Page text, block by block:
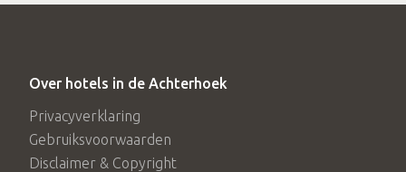
*Bovenstaande prijs is geldig op maandag- t/m
toeslag van € 20,- per kamer. Op zondag slaap je extra
voordelig met een korting van € 10,- per kamer. De prijs is
Over hotels in de Achterhoek
Privacyverklaring
Gebruiksvoorwaarden
Disclaimer & Copyright